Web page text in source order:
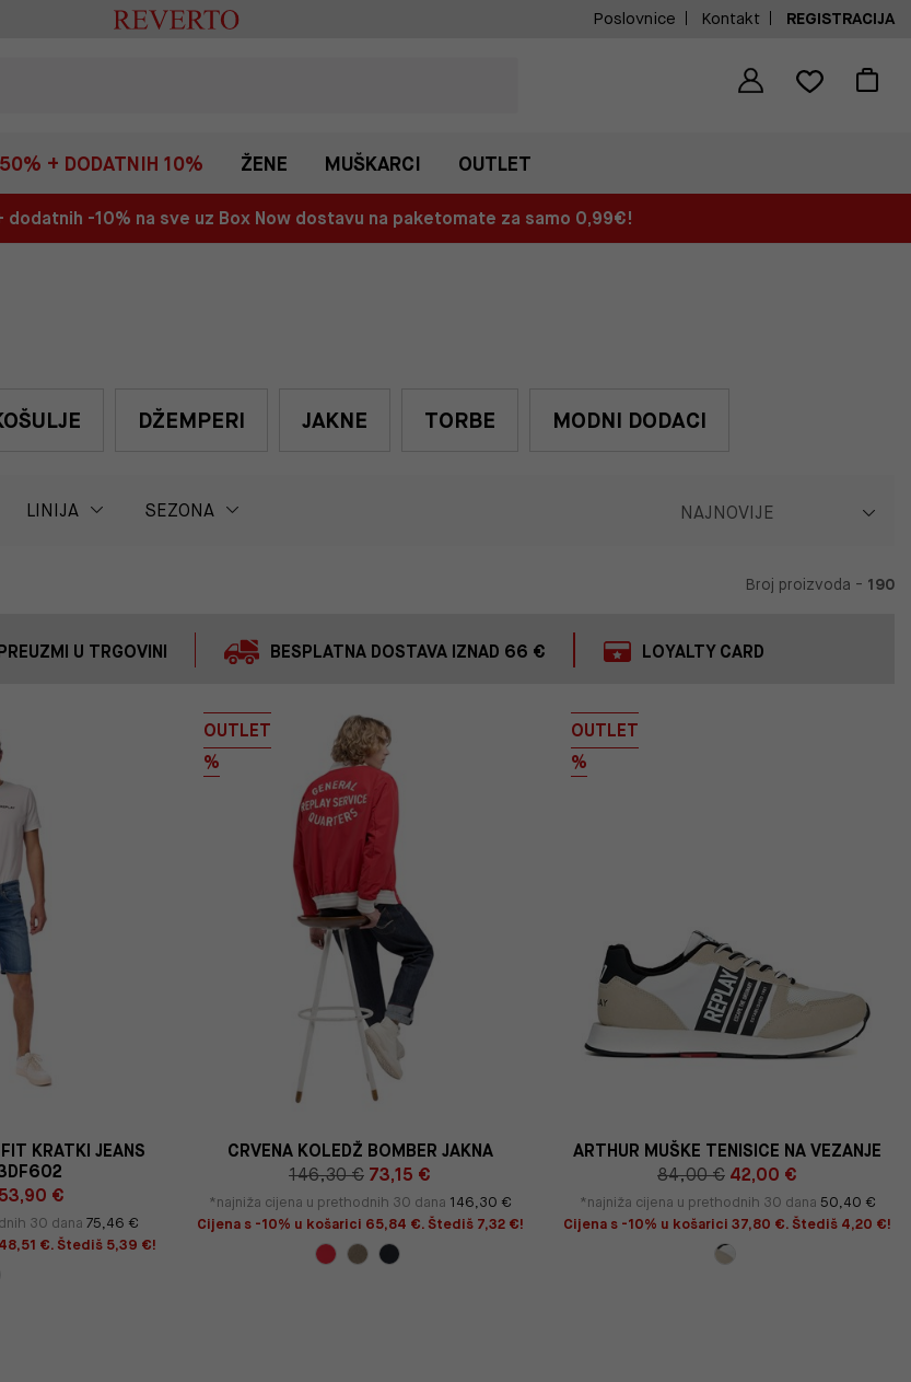
Poslovnice Kontakt REGISTRACIJA
+ DODATNIH 10% ŽENE MUŠKARCI OUTLET
-10% na sve uz Box Now dostavu na paketomate za samo 0,99€!
DŽEMPERI JAKNE TORBE MODNI DODACI
LINIJA SEZONA
Broj proizvoda - 190
U TRGOVINI BESPLATNA DOSTAVA IZNAD 66 € LOYALTY CARD
KRATKI JEANS
53,90 €
30 dana 75,46 €
€. Štediš 5,39 €!
OUTLET
%
CRVENA KOLEDŽ BOMBER JAKNA
146,30 € 73,15 €
*najniža cijena u prethodnih 30 dana 146,30 €
Cijena s -10% u košarici 65,84 €. Štediš 7,32 €!
OUTLET
%
ARTHUR MUŠKE TENISICE NA VEZANJE
84,00 € 42,00 €
*najniža cijena u prethodnih 30 dana 50,40 €
Cijena s -10% u košarici 37,80 €. Štediš 4,20 €!